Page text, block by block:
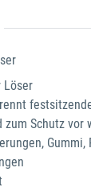
Löser
zum Schutz vor
Gummi,